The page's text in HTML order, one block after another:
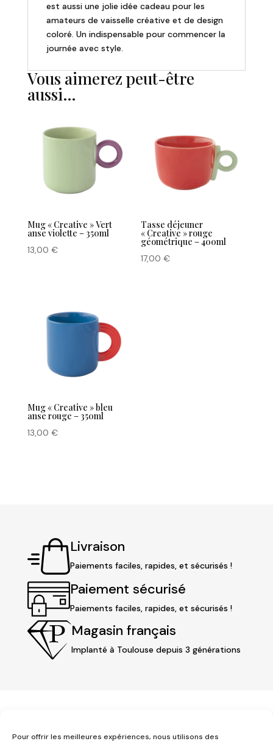
Pour offrir les meilleures expériences, nous utilisons des
est aussi une jolie idée cadeau pour les
amateurs de vaisselle créative et de design
coloré. Un indispensable pour commencer la
journée avec style.
Vous aimerez peut-être
aussi…
Mug « Creative » Vert
anse violette – 350ml
13,00 €
Tasse déjeuner
« Creative » rouge
géométrique – 400ml
17,00€
Mug « Creative » bleu
anse rouge – 350ml
13,00 €
Livraison
Paiements faciles, rapides, et sécurisés !
Paiement sécurisé
Paiements faciles, rapides, et sécurisés !
Magasin français
Implanté à Toulouse depuis 3 générations